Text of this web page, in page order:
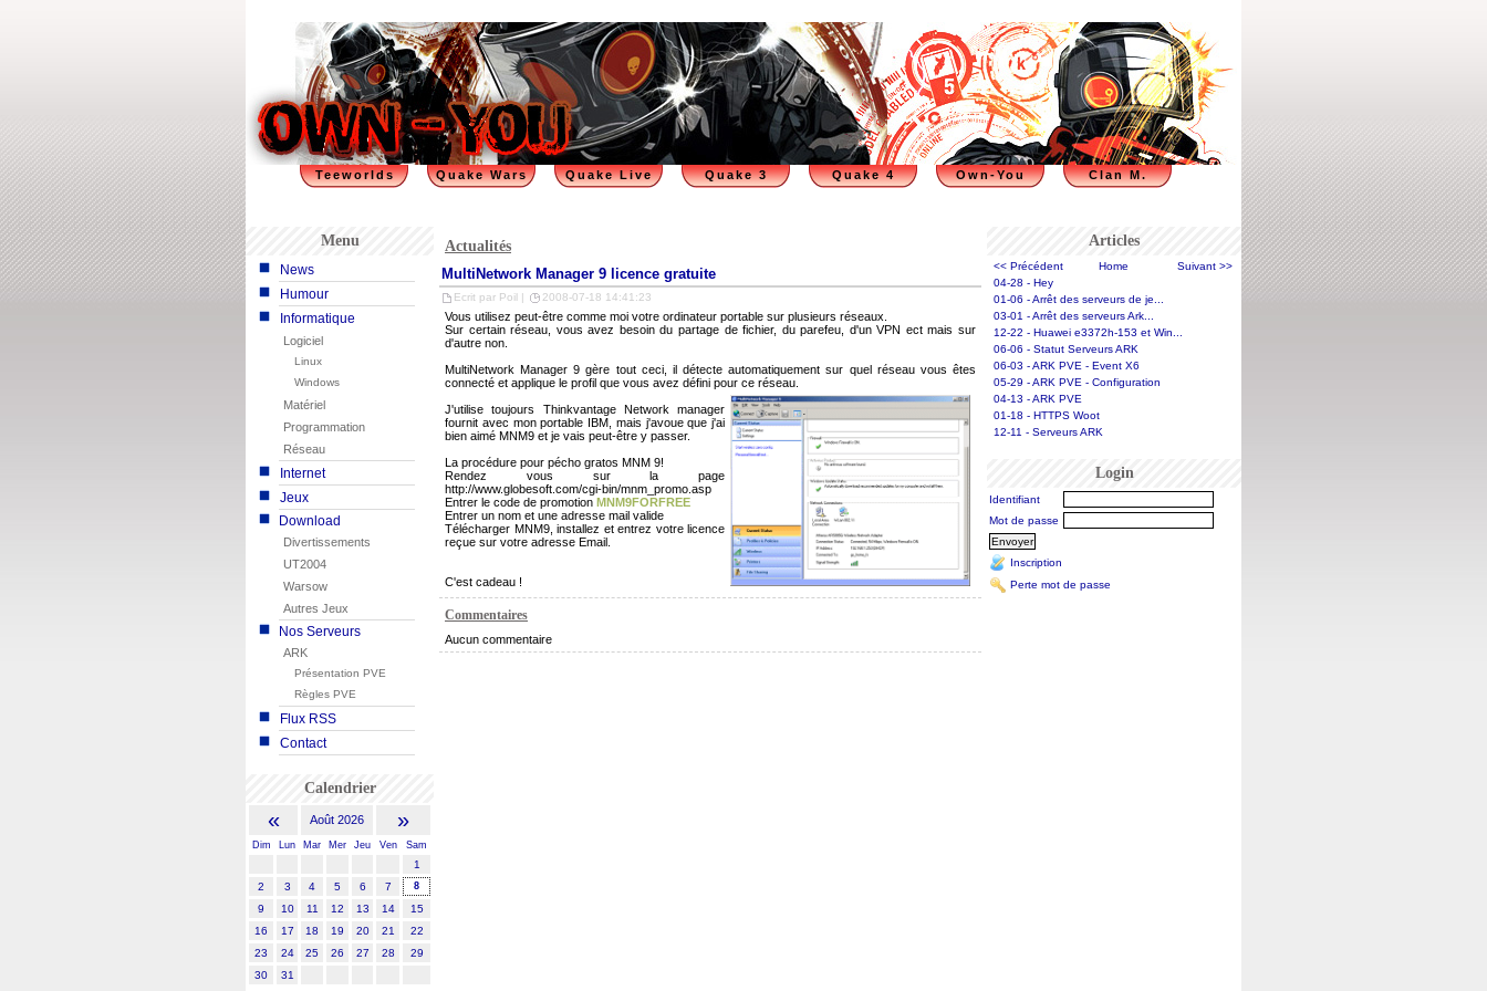
Clan M.
Own-You
Quake 4
Quake 3
Quake Live
Quake Wars
Teeworlds
Menu
News
Humour
Informatique
Logiciel
Linux
Windows
Matériel
Programmation
Réseau
Internet
Jeux
Download
Divertissements
UT2004
Warsow
Autres Jeux
Nos Serveurs
ARK
Présentation PVE
Règles PVE
Flux RSS
Contact
Calendrier
« Août 2026 »
Dim Lun Mar Mer Jeu Ven Sam
1
2
3 4 5 6 7 8
9 10 11 12 13 14
15
16
17 18 19 20 21
22
23
24 25 26 27 28
29
30
31
Articles
<< Précédent Home
Suivant >>
04-28 - Hey
01-06 - Arrêt des serveurs de je...
03-01 - Arrêt des serveurs Ark...
12-22 - Huawei e3372h-153 et Win...
06-06 - Statut Serveurs ARK
06-03 - ARK PVE - Event X6
05-29 - ARK PVE - Configuration
04-13 - ARK PVE
01-18 - HTTPS Woot
12-11 - Serveurs ARK
Login
Identifiant
Mot de passe
Inscription
Perte mot de passe
Actualités
MultiNetwork Manager 9 licence gratuite
Ecrit par Poil | 2008-07-18 14:41:23
Vous utilisez peut-être comme moi votre ordinateur portable sur plusieurs réseaux.
Sur certain réseau, vous avez besoin du partage de fichier, du parefeu, d'un VPN ect mais sur
d'autre non.
MultiNetwork Manager 9 gère tout ceci, il détecte automatiquement sur quel réseau vous êtes
connecté et applique le profil que vous avez défini pour ce réseau.
J'utilise toujours Thinkvantage Network manager
fournit avec mon portable IBM, mais j'avoue que j'ai
bien aimé MNM9 et je vais peut-être y passer.
La procédure pour pécho gratos MNM 9!
Rendez vous sur la page
http://www.globesoft.com/cgi-bin/mnm_promo.asp
Entrer le code de promotion MNM9FORFREE
Entrer un nom et une adresse mail valide
Télécharger MNM9, installez et entrez votre licence
reçue sur votre adresse Email.
C'est cadeau !
Commentaires
Aucun commentaire